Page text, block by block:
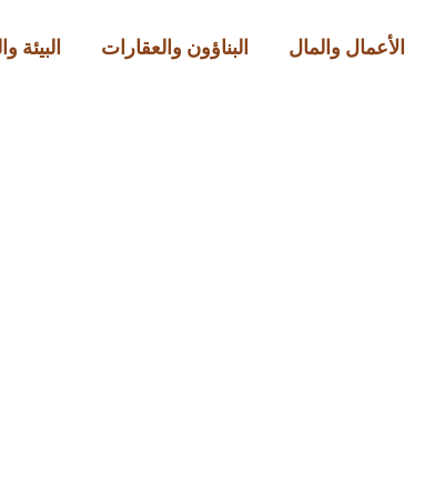
الأعمال والمال البناؤون والعقارات البيئة